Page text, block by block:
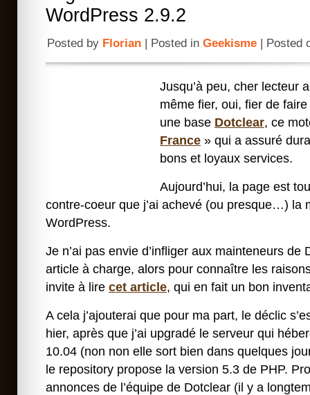
WordPress 2.9.2
Posted by Florian | Posted in Geekisme | Posted
Jusqu’à peu, cher lecteur
même fier, oui, fier de
une base Dotclear, ce
France » qui a assuré
bons et loyaux services.
Aujourd’hui, la page est
contre-coeur que j’ai achevé (ou presque…) la
WordPress.
Je n’ai pas envie d’infliger aux mainteneurs de
article à charge, alors pour connaître les
invite à lire cet article, qui en fait un bon
A cela j’ajouterai que pour ma part, le déclic
hier, après que j’ai upgradé le serveur qui
10.04 (non non elle sort bien dans quelques
le repository propose la version 5.3 de PHP.
annonces de l’équipe de Dotclear (il y a